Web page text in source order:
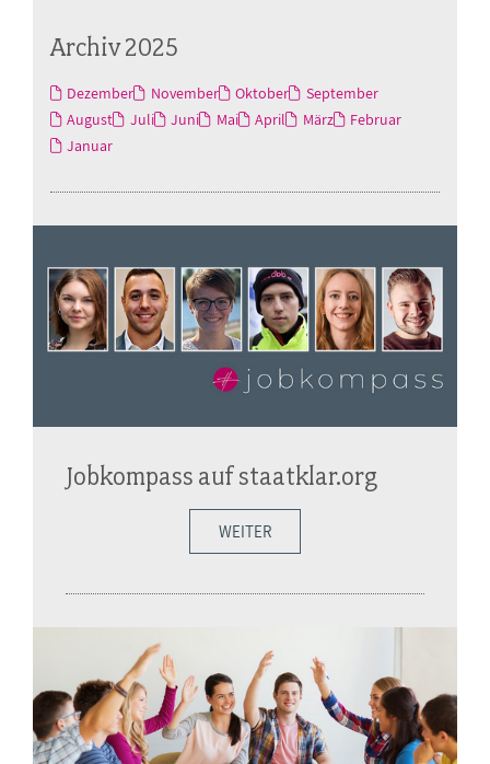
Archiv 2025
Dezember November Oktober
September
August
Juli Juni Mai April März
Februar
Januar
Jobkompass auf staatklar.org
WEITER